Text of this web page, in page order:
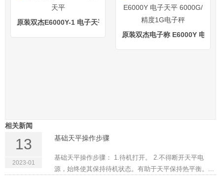
原装双杰E6000Y-1 电子天平
原装双杰电子称 E6000Y 电子
相关新闻
13
2023-01
基础天平操作步骤
基础天平操作步骤： 1.待机打开。 2.不得断开天平电
源，始终使其保持待机状态。有助于天平保持热平衡。...